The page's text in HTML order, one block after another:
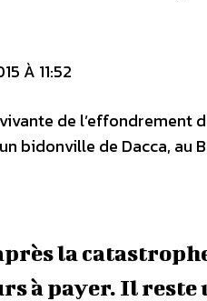
À 11:52
de l’effondrement
bidonville de Dacca, au
la
à payer. Il